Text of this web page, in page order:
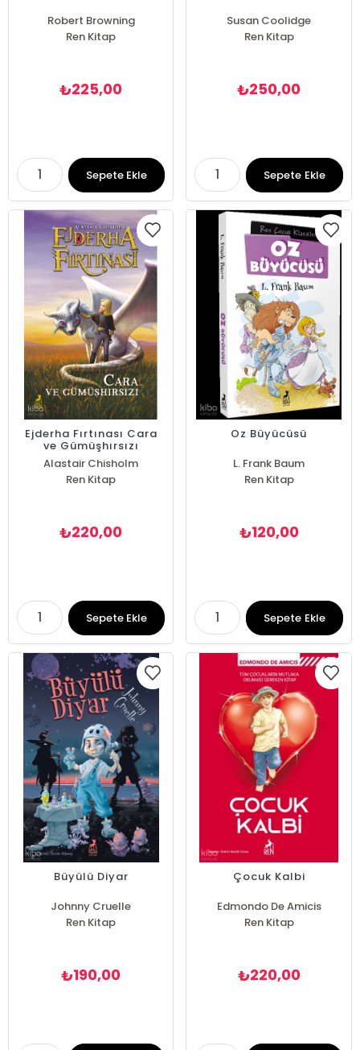
Robert Browning
Ren Kitap
₺225,00
Sepete Ekle
Susan Coolidge
Ren Kitap
₺250,00
Sepete Ekle
Ejderha Fırtınası Cara
ve Gümüşhırsızı
Alastair Chisholm
Ren Kitap
₺220,00
Sepete Ekle
Oz Büyücüsü
L. Frank Baum
Ren Kitap
₺120,00
Sepete Ekle
Büyülü Diyar
Johnny Cruelle
Ren Kitap
₺190,00
Çocuk Kalbi
Edmondo De Amicis
Ren Kitap
₺220,00